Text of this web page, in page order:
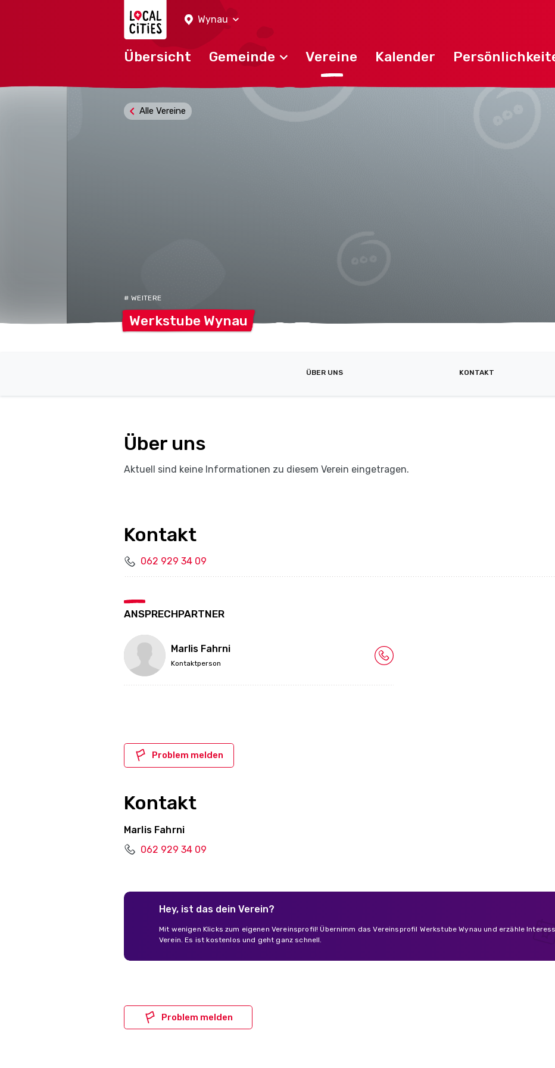
Wynau
Übersicht Gemeinde Vereine Kalender
# WEITERE
Werkstube Wynau
Alle Vereine
ÜBER UNS KONTAKT
Über uns
Aktuell sind keine Informationen zu diesem Verein eingetragen.
Kontakt
062 929 34 09
ANSPRECHPARTNER
Marlis Fahrni
Kontaktperson
Problem melden
Kontakt
Marlis Fahrni
062 929 34 09
Hey, ist das dein Verein?
Mit wenigen Klicks zum eigenen Vereinsprofil! Übernimm das Vereinsprofil Werkstube Wynau und erzähle
Verein. Es ist kostenlos und geht ganz schnell.
Problem melden